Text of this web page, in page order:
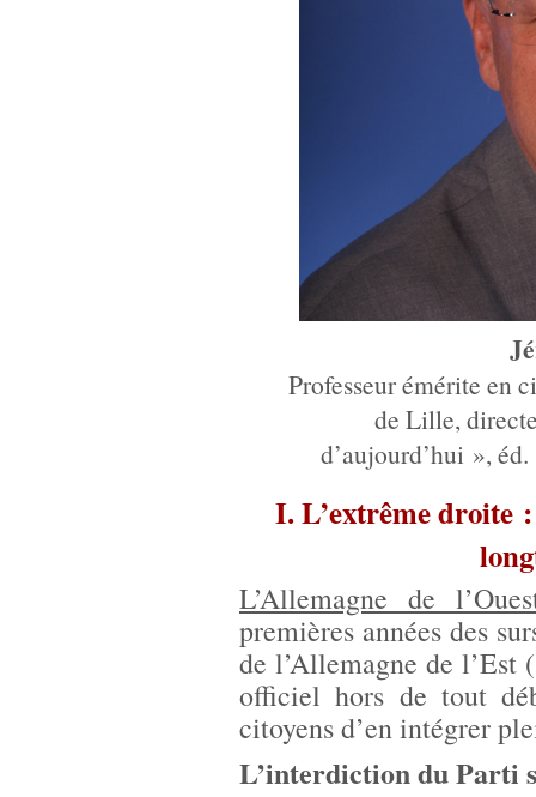
Professeur émérite en
de Lille,
d’aujourd’hui »,
I. L’extrême droite
L’Allemagne de
premières années des
de l’Allemagne de
officiel hors de tout
citoyens d’en intégrer
L’interdiction du Parti